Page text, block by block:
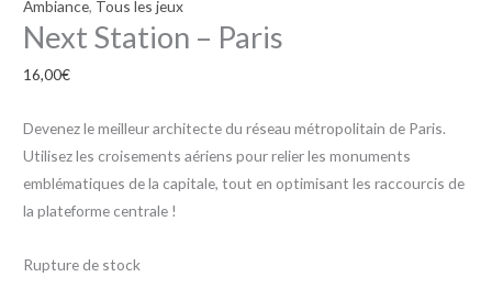
Ambiance, Tous les jeux
Next Station – Paris
16,00€
Devenez le meilleur architecte du réseau métropolitain de Paris.
Utilisez les croisements aériens pour relier les monuments
emblématiques de la capitale, tout en optimisant les raccourcis de
la plateforme centrale !
Rupture de stock